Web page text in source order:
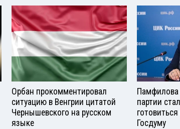
Орбан прокомментировал
ситуацию в Венгрии цитатой
Чернышевского на русском
языке
Памфилова
партии
Госдуму